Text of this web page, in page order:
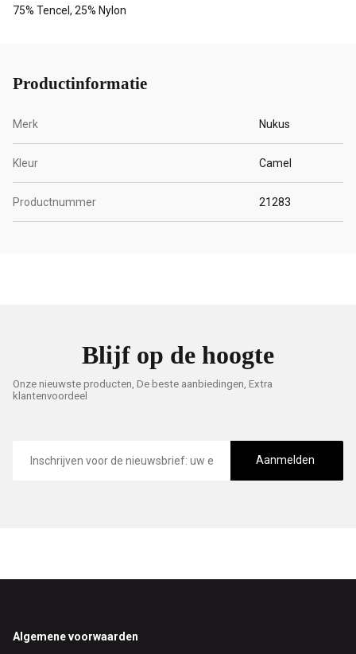
75% Tencel, 25% Nylon
Productinformatie
Merk Nukus
Kleur Camel
Productnummer 21283
Blijf op de hoogte
Onze nieuwste producten, De beste aanbiedingen, Extra
klantenvoordeel
mailadres
Aanmelden
Footer
Algemene voorwaarden